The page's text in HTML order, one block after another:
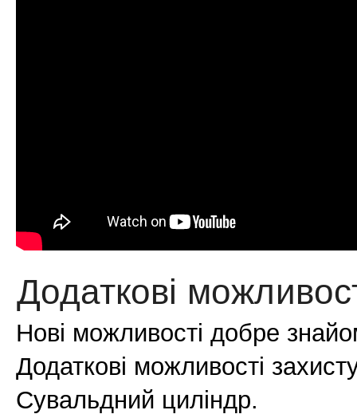
Додаткові
Нові можливості добре
Додаткові можливості
Сувальдний циліндр.